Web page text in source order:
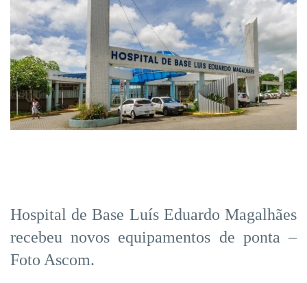
Hospital de Base Luís Eduardo Magalhães
recebeu novos equipamentos de ponta –
Foto Ascom.